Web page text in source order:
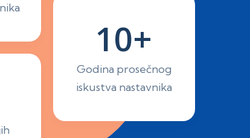
10+
Godina prosečnog
iskustva nastavnika